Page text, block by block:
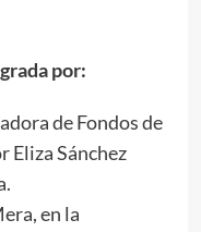
por:
de Fondos de
Eliza Sánchez
en la